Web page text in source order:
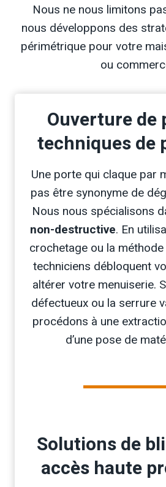
Nous ne nous limitons
nous développons des
périmétrique pour votre
ou
Ouverture de
techniques de
Une porte qui claque par
pas être synonyme de
Nous nous spécialisons
non-destructive. En
crochetage ou la
techniciens débloquent
altérer votre menuiserie.
défectueux ou la serrure
procédons à une
d’une pose de
Solutions de
accès haute